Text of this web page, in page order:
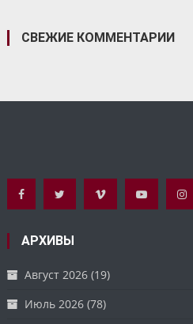
СВЕЖИЕ КОММЕНТАРИИ
АРХИВЫ
Август 2026 (19)
Июль 2026 (78)